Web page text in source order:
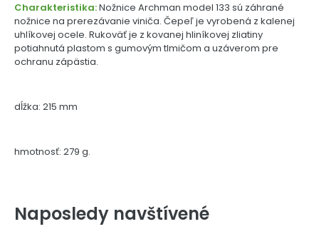
Charakteristika:Nožnice Archman model 133 sú záhrané
nožnice na prerezávanie viniča. Čepeľ je vyrobená z kalenej
uhlíkovej ocele. Rukoväť je z kovanej hliníkovej zliatiny
potiahnutá plastom s gumovým tlmičom a uzáverom pre
ochranu zápästia.
dĺžka: 215 mm
hmotnosť: 279 g.
Naposledy navštívené